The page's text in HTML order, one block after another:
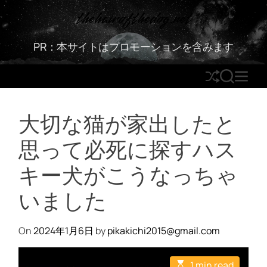
S
k
t
c
thehairofthedog.net
PR：本サイトはプロモーションを含みます
S
h
l
e
S
E
R
C
H
M
E
大切な猫が家出したと
思って必死に探すハス
キー犬がこうなっちゃ
いました
On2024年1月6日 bypikakichi2015@gmail.com
E